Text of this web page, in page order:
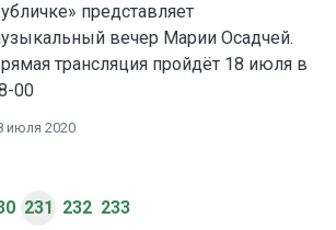
представляет
вечер Марии Осадчей.
трансляция пройдёт 18 июля в
00
июля 2020
231 232 233